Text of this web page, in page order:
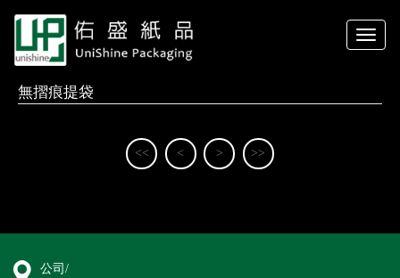
Toggle
無摺痕提袋
<< < > >>
公司/